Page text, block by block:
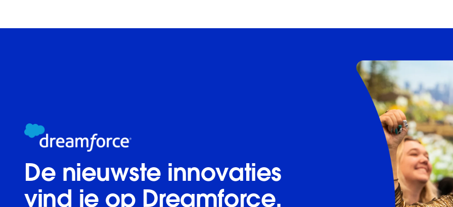
De nieuwste innovaties
vind je op Dreamforce.